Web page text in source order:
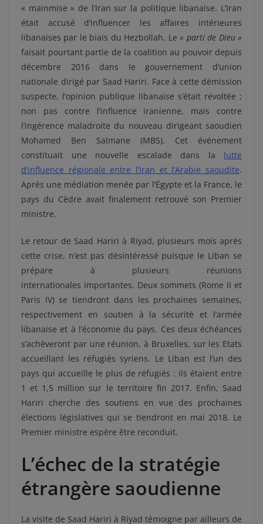
« mainmise » de l’Iran sur la politique libanaise. L’Iran
était accusé d’influencer les affaires intérieures
libanaises par le biais du Hezbollah. Le « parti de Dieu »
faisait pourtant partie de la coalition au pouvoir depuis
décembre 2016 dans le gouvernement d’union
nationale dirigé par Saad Hariri. Face à cette démission
suspecte, l’opinion publique libanaise s’était révoltée ;
non pas contre l’influence iranienne, mais contre
l’ingérence maladroite du nouveau dirigeant saoudien
Mohamed Ben Salmane (MBS). Cet événement
constituait une nouvelle escalade dans la lutte
d’influence régionale entre l’Iran et l’Arabie saoudite.
Après une médiation menée par l’Égypte et la France, le
pays du Cèdre avait finalement retrouvé son Premier
ministre.
Le retour de Saad Hariri à Riyad, plusieurs mois après
cette crise, n’est pas désintéressé puisque le Liban se
prépare à plusieurs réunions
internationales importantes. Deux sommets (Rome II et
Paris IV) se tiendront dans les prochaines semaines,
respectivement en soutien à la sécurité et l’armée
libanaise et à l’économie du pays. Ces deux échéances
s’achèveront par une réunion, à Bruxelles, sur les Etats
accueillant les réfugiés syriens. Le Liban est l’un des
pays qui accueille le plus de réfugiés : ils étaient entre
1 et 1,5 million sur le territoire fin 2017. Enfin, Saad
Hariri cherche des soutiens en vue des prochaines
élections législatives qui se tiendront en mai 2018. Le
Premier ministre espère être reconduit.
L’échec de la stratégie
étrangère saoudienne
La visite de Saad Hariri à Riyad témoigne par ailleurs de